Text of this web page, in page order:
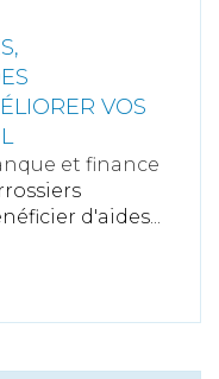
VOS
et finance
d'aides...